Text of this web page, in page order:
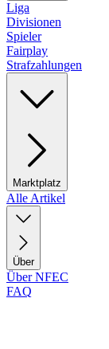
Liga
Divisionen
Spieler
Fairplay
Strafzahlungen
Marktplatz
Alle Artikel
Über
Über NFEC
FAQ